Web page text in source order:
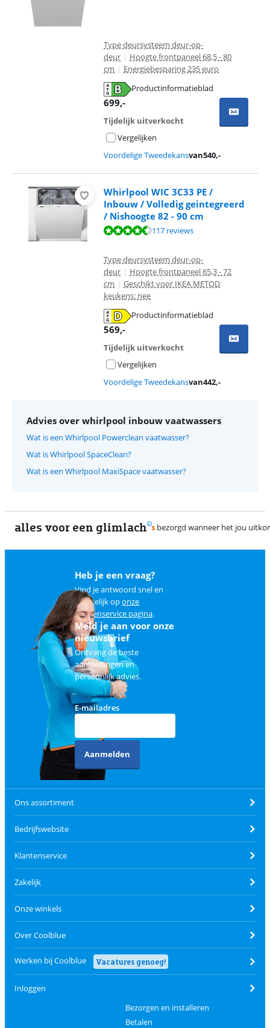
Type deursysteem deur-op-
deur | Hoogte frontpaneel 68,5 - 80
cm | Energiebesparing 235 euro
Productinformatieblad
699,-
Tijdelijk uitverkocht
Vergelijken
Voordelige Tweedekansvan540,-
Whirlpool WIC 3C33 PE /
Inbouw / Volledig geintegreerd
/ Nishoogte 82 - 90 cm
Beoordeling is 8,8 van de 10, gebaseerd op 117 reviews.
117 reviews
Type deursysteem deur-op-
deur | Hoogte frontpaneel 65,3 - 72
cm | Geschikt voor IKEA METOD
keukens: nee
Productinformatieblad
569,-
Tijdelijk uitverkocht
Vergelijken
Voordelige Tweedekansvan442,-
Advies over whirlpool inbouw vaatwassers
Wat is een Whirlpool Powerclean vaatwasser?
Wat is Whirlpool SpaceClean?
Wat is een Whirlpool MaxiSpace vaatwasser?
alles voor een glimlach
Heb je een vraag?
Vind je antwoord snel en
makkelijk oponze
klantenservice pagina.
Meld je aan voor onze
nieuwsbrief
Ontvang de beste
aanbiedingen en
persoonlijk advies.
E-mailadres
Aanmelden
Ons assortiment
Bedrijfswebsite
Klantenservice
Zakelijk
Onze winkels
Over Coolblue
Werken bij Coolblue Vacatures genoeg!
Inloggen
Bezorgen en installeren
Betalen